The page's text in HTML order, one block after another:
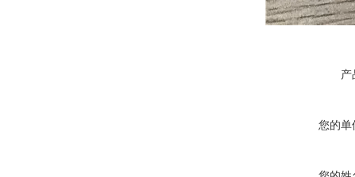
产
您的单